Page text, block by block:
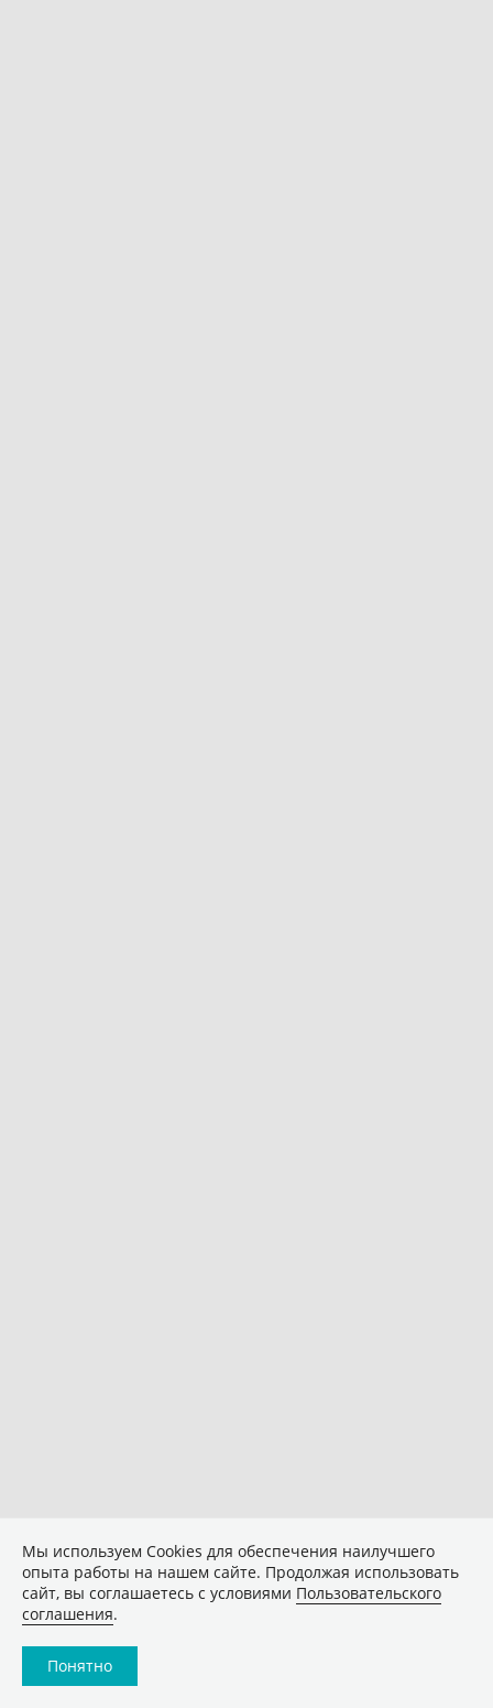
Мы используем Сookies для обеспечения наилучшего
опыта работы на нашем сайте. Продолжая использовать
сайт, вы соглашаетесь с условиями Пользовательского
соглашения.
Понятно